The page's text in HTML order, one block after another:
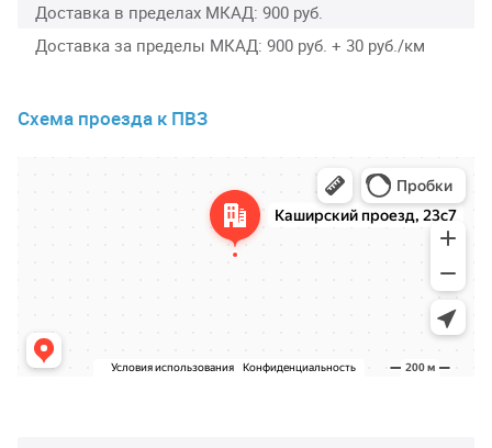
Доставка в пределах МКАД 900 руб.
Доставка за пределы МКАД 900 руб. + 30 руб./км
Схема проезда к ПВЗ